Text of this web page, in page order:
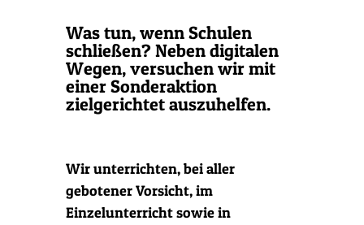
Was tun, wenn Schulen
schließen? Neben digitalen
Wegen, versuchen wir mit
einer Sonderaktion
zielgerichtet auszuhelfen.
Wir unterrichten, bei aller
gebotener Vorsicht, im
Einzelunterricht sowie in